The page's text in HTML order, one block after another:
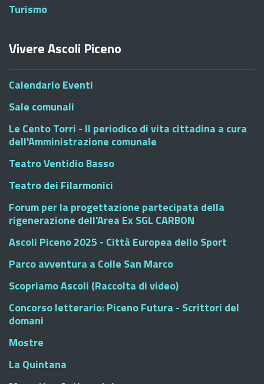
Turismo
Vivere Ascoli Piceno
Calendario Eventi
Sale comunali
Le Cento Torri - Il periodico di vita cittadina a cura
dell'Amministrazione comunale
Teatro Ventidio Basso
Teatro dei Filarmonici
Forum per la progettazione partecipata della
rigenerazione dell'Area Ex SGL CARBON
Ascoli Piceno 2025 - Città Europea dello Sport
Parco avventura a Colle San Marco
Scopriamo Ascoli (Raccolta di video)
Concorso letterario: Piceno Futura - Scrittori del
domani
Mostre
La Quintana